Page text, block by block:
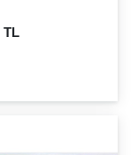
TL